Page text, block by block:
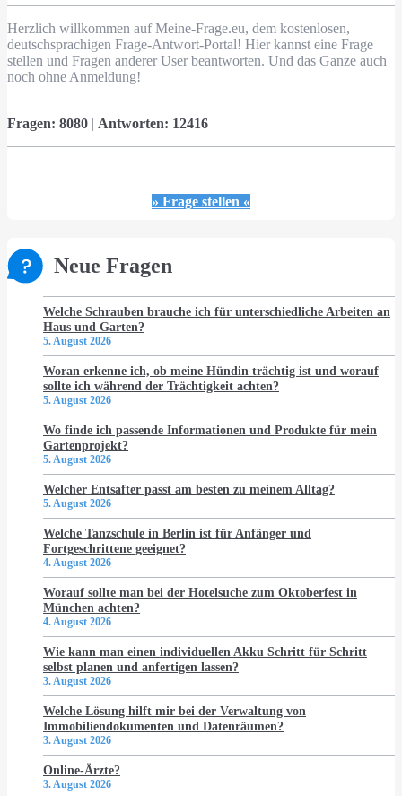
Herzlich willkommen auf Meine-Frage.eu, dem kostenlosen,
deutschsprachigen Frage-Antwort-Portal! Hier kannst eine Frage
stellen und Fragen anderer User beantworten. Und das Ganze auch
noch ohne Anmeldung!
Fragen: 8080 | Antworten: 12416
» Frage stellen «
Neue Fragen
Welche Schrauben brauche ich für unterschiedliche Arbeiten an
Haus und Garten?
5. August 2026
Woran erkenne ich, ob meine Hündin trächtig ist und worauf
sollte ich während der Trächtigkeit achten?
5. August 2026
Wo finde ich passende Informationen und Produkte für mein
Gartenprojekt?
5. August 2026
Welcher Entsafter passt am besten zu meinem Alltag?
5. August 2026
Welche Tanzschule in Berlin ist für Anfänger und
Fortgeschrittene geeignet?
4. August 2026
Worauf sollte man bei der Hotelsuche zum Oktoberfest in
München achten?
4. August 2026
Wie kann man einen individuellen Akku Schritt für Schritt
selbst planen und anfertigen lassen?
3. August 2026
Welche Lösung hilft mir bei der Verwaltung von
Immobiliendokumenten und Datenräumen?
3. August 2026
Online-Ärzte?
3. August 2026